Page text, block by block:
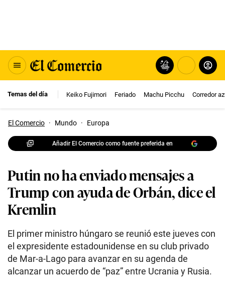
Temas del día Keiko Fujimori Feriado Machu Picchu Corredor
El Comercio · Mundo · Europa
Añadir El Comercio como fuente preferida en
Putin no ha enviado mensajes a
Trump con ayuda de Orbán, dice el
Kremlin
El primer ministro húngaro se reunió este jueves con
el expresidente estadounidense en su club privado
de Mar-a-Lago para avanzar en su agenda de
alcanzar un acuerdo de “paz” entre Ucrania y Rusia.